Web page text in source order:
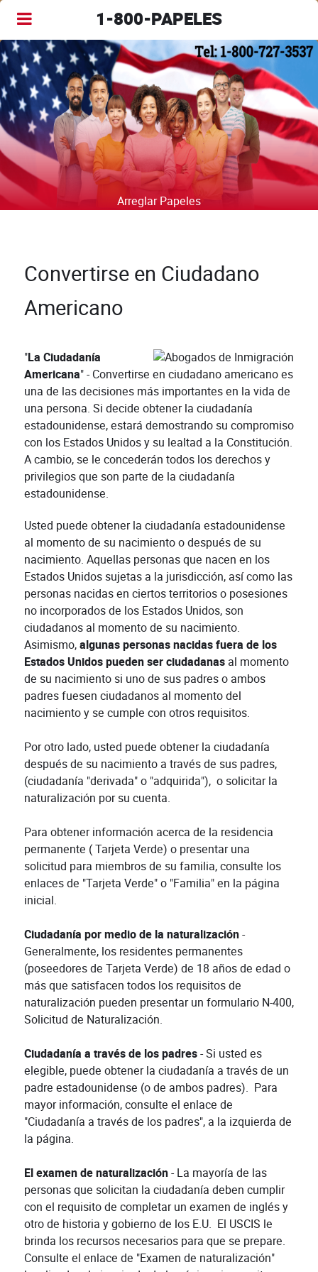
1-800-PAPELES
Arreglar Papeles
Convertirse en Ciudadano
Americano
"La Ciudadanía
Americana" - Convertirse en ciudadano americano es
una de las decisiones más importantes en la vida de
una persona. Si decide obtener la ciudadanía
estadounidense, estará demostrando su compromiso
con los Estados Unidos y su lealtad a la Constitución.
A cambio, se le concederán todos los derechos y
privilegios que son parte de la ciudadanía
estadounidense.
Usted puede obtener la ciudadanía estadounidense
al momento de su nacimiento o después de su
nacimiento. Aquellas personas que nacen en los
Estados Unidos sujetas a la jurisdicción, así como las
personas nacidas en ciertos territorios o posesiones
no incorporados de los Estados Unidos, son
ciudadanos al momento de su nacimiento.
Asimismo,algunas personas nacidas fuera de los
Estados Unidos pueden ser ciudadanas al momento
de su nacimiento si uno de sus padres o ambos
padres fuesen ciudadanos al momento del
nacimiento y se cumple con otros requisitos.
Por otro lado, usted puede obtener la ciudadanía
después de su nacimiento a través de sus padres,
(ciudadanía "derivada" o "adquirida"), o solicitar la
naturalización por su cuenta.
Para obtener información acerca de la residencia
permanente ( Tarjeta Verde) o presentar una
solicitud para miembros de su familia, consulte los
enlaces de "Tarjeta Verde" o "Familia" en la página
inicial.
Ciudadanía por medio de la naturalización-
Generalmente, los residentes permanentes
(poseedores de Tarjeta Verde) de 18 años de edad o
más que satisfacen todos los requisitos de
naturalización pueden presentar un formulario N-400,
Solicitud de Naturalización.
Ciudadanía a través de los padres- Si usted es
elegible, puede obtener la ciudadanía a través de un
padre estadounidense (o de ambos padres). Para
mayor información, consulte el enlace de
"Ciudadanía a través de los padres", a la izquierda de
la página.
El examen de naturalización- La mayoría de las
personas que solicitan la ciudadanía deben cumplir
con el requisito de completar un examen de inglés y
otro de historia y gobierno de los E.U. El USCIS le
brinda los recursos necesarios para que se prepare.
Consulte el enlace de "Examen de naturalización"